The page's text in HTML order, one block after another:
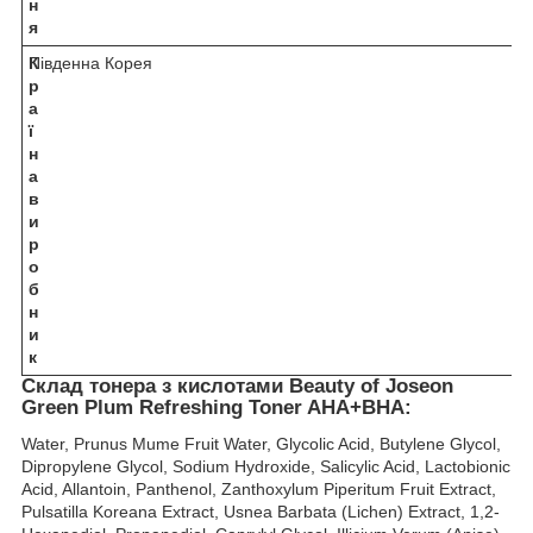
н
я
К
р
а
ї
н
а
в
и
р
о
б
н
и
к
Південна Корея
Склад тонера з кислотами Beauty of Joseon
Green Plum Refreshing Toner AHA+BHA:
Water, Prunus Mume Fruit Water, Glycolic Acid, Butylene Glycol,
Dipropylene Glycol, Sodium Hydroxide, Salicylic Acid, Lactobionic
Acid, Allantoin, Panthenol, Zanthoxylum Piperitum Fruit Extract,
Pulsatilla Koreana Extract, Usnea Barbata (Lichen) Extract, 1,2-